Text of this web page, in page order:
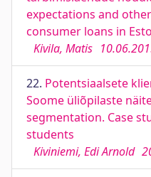
expectations and
consumer loans in
Kivila, Matis
22. Potentsiaalsete
Soome üliõpilaste
segmentation. Case
students
Kiviniemi, Edi Arnold